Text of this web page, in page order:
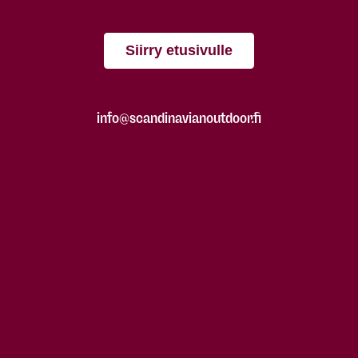
Siirry etusivulle
info@scandinavianoutdoor.fi